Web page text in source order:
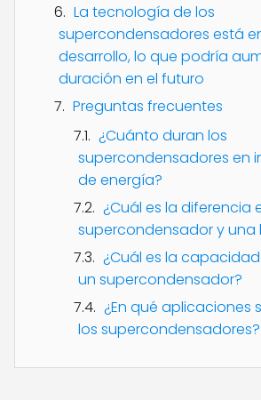
La tecnología de los
supercondensadores está
desarrollo, lo que podría
duración en el futuro
Preguntas frecuentes
¿Cuánto duran los
supercondensadores en
de energía?
¿Cuál es la diferencia
supercondensador y una
¿Cuál es la
un supercondensador?
¿En qué aplicaciones
los supercondensadores?